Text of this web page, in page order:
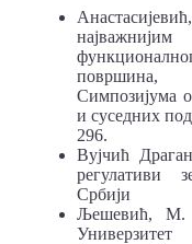
Симпозијума
и суседних
296.
Вујчић
регулативи
Србији
Љешевић, М.